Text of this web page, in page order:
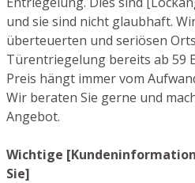
und sie sind nicht glaubhaft.
überteuerten und seriösen
Türentriegelung bereits ab 59
Preis hängt immer vom
Wir beraten Sie gerne und
Angebot.
Wichtige
Sie]